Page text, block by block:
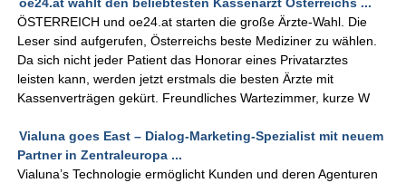
ÖSTERREICH und oe24.at starten die große Ärzte-Wahl. Die
Leser sind aufgerufen, Österreichs beste Mediziner zu wählen.
Da sich nicht jeder Patient das Honorar eines Privatarztes
leisten kann, werden jetzt erstmals die besten Ärzte mit
Kassenverträgen gekürt. Freundliches Wartezimmer, kurze W
Vialuna goes East – Dialog-Marketing-Spezialist mit neuem
Partner in Zentraleuropa ...
Vialuna’s Technologie ermöglicht Kunden und deren Agenturen